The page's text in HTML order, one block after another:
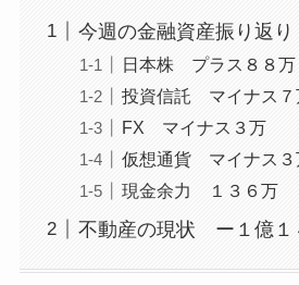
今週の金融資産振り返り
日本株 プラス８８万
投資信託 マイナス７
FX マイナス３万
仮想通貨 マイナス３
現金余力 １３６万
不動産の現状 ー１億１